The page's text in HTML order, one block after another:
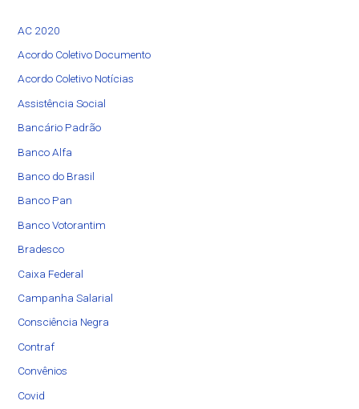
AC 2020
Acordo Coletivo Documento
Acordo Coletivo Notícias
Assistência Social​
Bancário Padrão
Banco Alfa
Banco do Brasil
Banco Pan
Banco Votorantim
Bradesco
Caixa Federal
Campanha Salarial
Consciência Negra
Contraf
Convênios
Covid